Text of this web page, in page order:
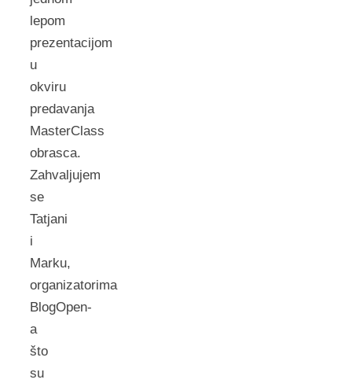
lepom
prezentacijom
u
okviru
predavanja
MasterClass
obrasca.
Zahvaljujem
se
Tatjani
i
Marku,
organizatorima
BlogOpen-
a
što
su